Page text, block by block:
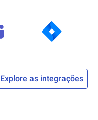
Explore as integrações